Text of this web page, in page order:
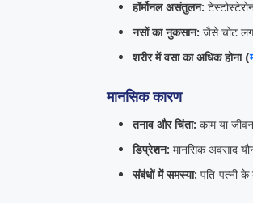
हॉर्मोनल असंतुलन:
नसों का नुकसान: जैसे चोट
शरीर में वसा का अधिक होना (
मानसिक कारण
तनाव और चिंता: काम या
डिप्रेशन: मानसिक अवसाद
संबंधों में समस्या: पति-पत्नी